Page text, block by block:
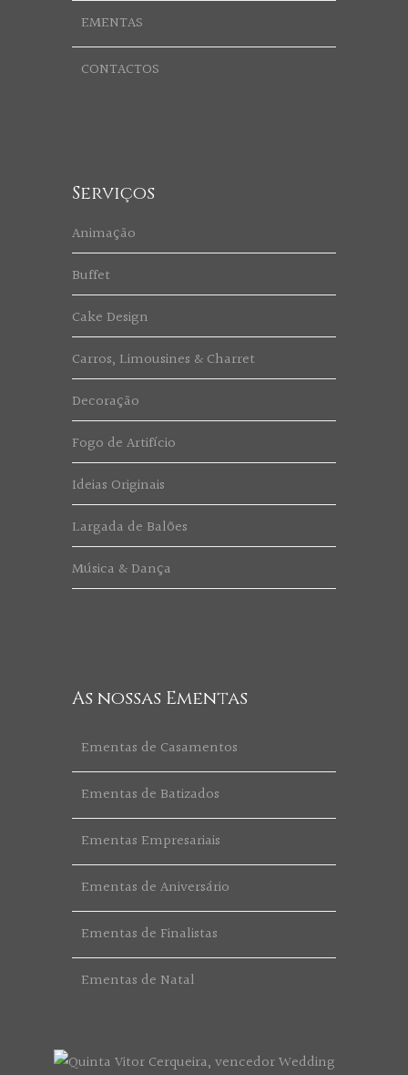
EMENTAS
CONTACTOS
Serviços
Animação
Buffet
Cake Design
Carros, Limousines & Charret
Decoração
Fogo de Artifício
Ideias Originais
Largada de Balões
Música & Dança
As nossas Ementas
Ementas de Casamentos
Ementas de Batizados
Ementas Empresariais
Ementas de Aniversário
Ementas de Finalistas
Ementas de Natal